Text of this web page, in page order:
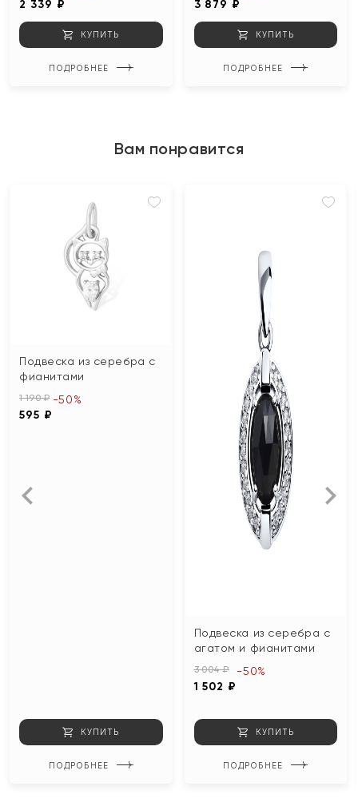
2 339 ₽
КУПИТЬ
ПОДРОБНЕЕ
3 879 ₽
КУПИТЬ
ПОДРОБНЕЕ
Вам понравится
Подвеска из серебра с
фианитами
1 190 ₽
595 ₽
-50%
КУПИТЬ
ПОДРОБНЕЕ
Подвеска из серебра с
агатом и фианитами
3 004 ₽
1 502 ₽
-50%
КУПИТЬ
ПОДРОБНЕЕ